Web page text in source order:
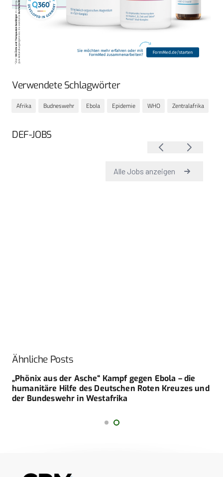
Verwendete Schlagwörter
Afrika Budneswehr Ebola Epidemie WHO Zentralafrika
DEF-JOBS
Ähnliche Posts
„Phönix aus der Asche“ Kampf gegen Ebola – die
humanitäre Hilfe des Deutschen Roten Kreuzes und
der Bundeswehr in Westafrika